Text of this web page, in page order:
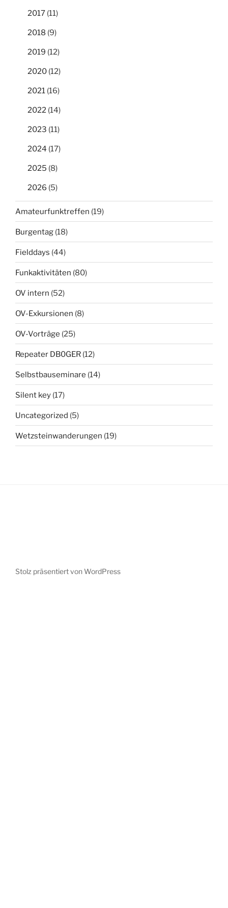
2017 (11)
2018 (9)
2019 (12)
2020 (12)
2021 (16)
2022 (14)
2023 (11)
2024 (17)
2025 (8)
2026 (5)
Amateurfunktreffen (19)
Burgentag (18)
Fielddays (44)
Funkaktivitäten (80)
OV intern (52)
OV-Exkursionen (8)
OV-Vorträge (25)
Repeater DB0GER (12)
Selbstbauseminare (14)
Silent key (17)
Uncategorized (5)
Wetzsteinwanderungen (19)
Stolz präsentiert von WordPress